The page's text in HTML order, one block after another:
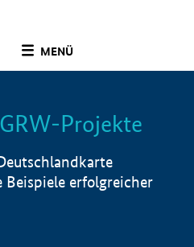
MENÜ
Info
Projekte
erfolgreicher